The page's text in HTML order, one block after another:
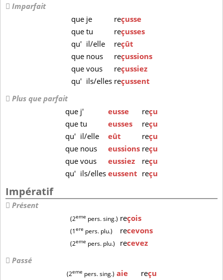
Imparfait
que je reçusse
que tu reçusses
qu' il/elle reçût
que nous reçussions
que vous reçussiez
qu' ils/elles reçussent
Plus que parfait
que j' eusse reçu
quetu eusses reçu
qu' il/elle eût reçu
que nous eussions reçu
quevous eussiez reçu
qu' ils/elleseussent reçu
Impératif
Présent
(2eme pers. sing.) reçois
(1ere pers. plu.) recevons
(2eme pers. plu.) recevez
Passé
(2eme pers. sing.) aie reçu